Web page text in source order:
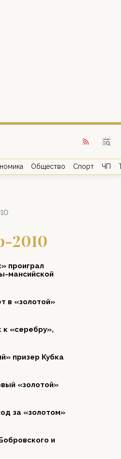
Общество Спорт ЧП
2010
проиграл
мансийской
в «золотой»
к «серебру»,
призер Кубка
«золотой»
за «золотом»
и